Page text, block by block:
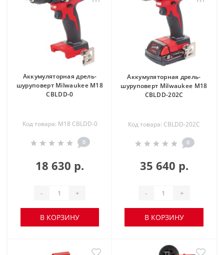
Аккумуляторная дрель-
шуруповерт Milwaukee M18
CBLDD-0
Код товара: M18 CBLDD-0
0
18 630 р.
- +
В КОРЗИНУ
Аккумуляторная дрель-
шуруповерт Milwaukee M18
CBLDD-202C
Код товара: CBLDD-202C
0
35 640 р.
- +
В КОРЗИНУ